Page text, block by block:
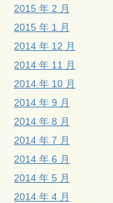
2015 年 2 月
2015 年 1 月
2014 年 12 月
2014 年 11 月
2014 年 10 月
2014 年 9 月
2014 年 8 月
2014 年 7 月
2014 年 6 月
2014 年 5 月
2014 年 4 月